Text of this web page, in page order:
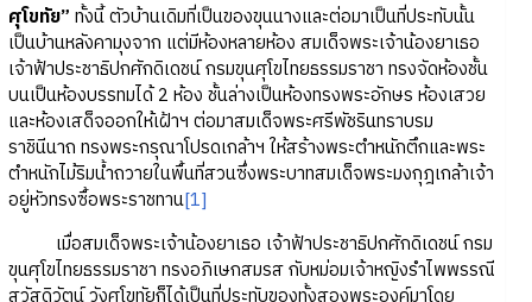
ศุโขทัย” ทั้งนี้ ตัวบ้านเดิมที่เป็นของขุนนางและต่อมาเป็นที่ประทับนั้น
เป็นบ้านหลังคามุงจาก แต่มีห้องหลายห้อง สมเด็จพระเจ้าน้องยาเธอ
เจ้าฟ้าประชาธิปกศักดิเดชน์ กรมขุนศุโขไทยธรรมราชา ทรงจัดห้องชั้น
บนเป็นห้องบรรทมได้ 2 ห้อง ชั้นล่างเป็นห้องทรงพระอักษร ห้องเสวย
และห้องเสด็จออกให้เฝ้าฯ ต่อมาสมเด็จพระศรีพัชรินทราบรม
ราชินีนาถ ทรงพระกรุณาโปรดเกล้าฯ ให้สร้างพระตำหนักตึกและพระ
ตำหนักไม้ริมน้ำถวายในพื้นที่สวนซึ่งพระบาทสมเด็จพระมงกุฎเกล้าเจ้า
อยู่หัวทรงซื้อพระราชทาน[1]
เมื่อสมเด็จพระเจ้าน้องยาเธอ เจ้าฟ้าประชาธิปกศักดิเดชน์ กรม
ขุนศุโขไทยธรรมราชา ทรงอภิเษกสมรส กับหม่อมเจ้าหญิงรำไพพรรณี